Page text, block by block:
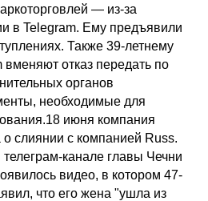
— из-за
в Telegram. Ему предъявили
Также 39-летнему
отказ передать по
органов
необходимые для
июня компания
слиянии с компанией Russ.
телеграм-канале главы Чечни
видео, в котором 47-
что его жена "ушла из